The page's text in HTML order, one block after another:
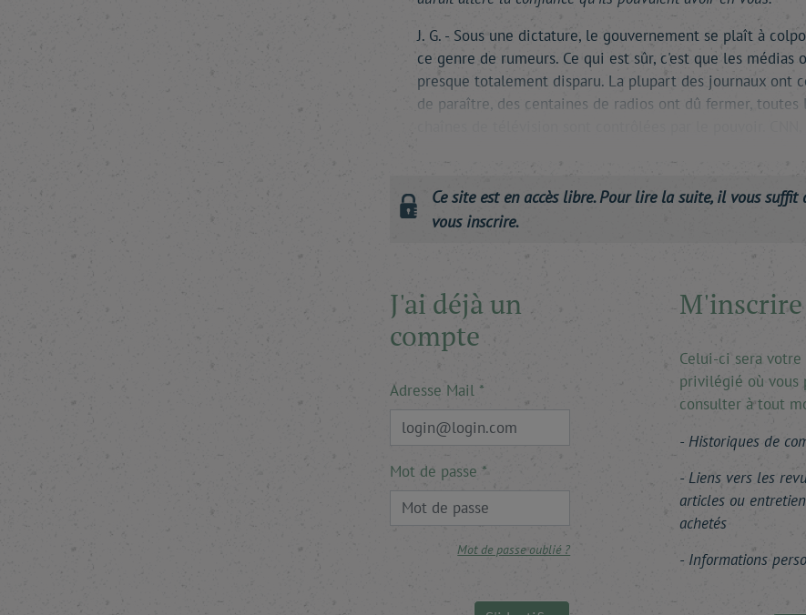
J. G. - Sous une dictature, le gouvernement se plaît à
ce genre de rumeurs. Ce qui est sûr, c'est que les médias
presque totalement disparu. La plupart des journaux ont
de paraître, des centaines de radios ont dû fermer, toutes
Ce site est en accès libre. Pour lire la suite, il vous suffit
vous inscrire.
J'ai déjà un
compte
Adresse Mail
Mot de passe
Mot de passe oublié ?
M'inscrire
Celui-ci sera votre
privilégié où vous
consulter à tout
Historiques de
Liens vers les
articles ou
achetés
Informations